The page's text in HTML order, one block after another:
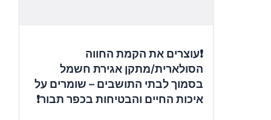
❗עוצרים את הקמת החווה
הסולארית/מתקן אגירת חשמל
בסמוך לבתי התושבים – שומרים על
איכות החיים והבטיחות בכפר תבור❗